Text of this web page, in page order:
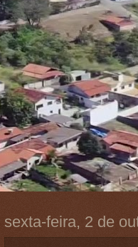
sexta-feira, 2 de